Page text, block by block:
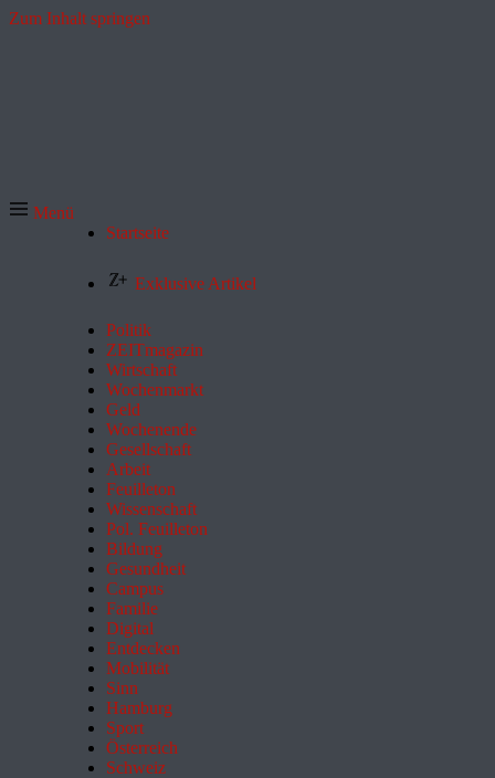
Zum Inhalt springen
Menü
Startseite
Exklusive Artikel
Politik
ZEITmagazin
Wirtschaft
Wochenmarkt
Geld
Wochenende
Gesellschaft
Arbeit
Feuilleton
Wissenschaft
Pol. Feuilleton
Bildung
Gesundheit
Campus
Familie
Digital
Entdecken
Mobilität
Sinn
Hamburg
Sport
Österreich
Schweiz